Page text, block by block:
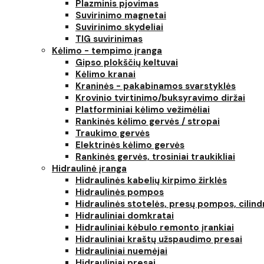
Plazminis pjovimas
Suvirinimo magnetai
Suvirinimo skydeliai
TIG suvirinimas
Kėlimo - tempimo įranga
Gipso plokščių keltuvai
Kėlimo kranai
Kraninės - pakabinamos svarstyklės
Krovinio tvirtinimo/buksyravimo diržai
Platforminiai kėlimo vežimėliai
Rankinės kėlimo gervės / stropai
Traukimo gervės
Elektrinės kėlimo gervės
Rankinės gervės, trosiniai traukikliai
Hidraulinė įranga
Hidraulinės kabelių kirpimo žirklės
Hidraulinės pompos
Hidraulinės stotelės, presų pompos,
Hidrauliniai domkratai
Hidrauliniai kėbulo remonto įrankiai
Hidrauliniai kraštų užspaudimo presai
Hidrauliniai nuemėjai